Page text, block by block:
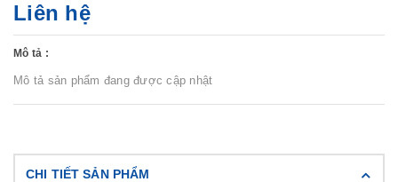
Liên hệ
Mô tả :
Mô tả sản phẩm đang được cập nhật
CHI TIẾT SẢN PHẨM